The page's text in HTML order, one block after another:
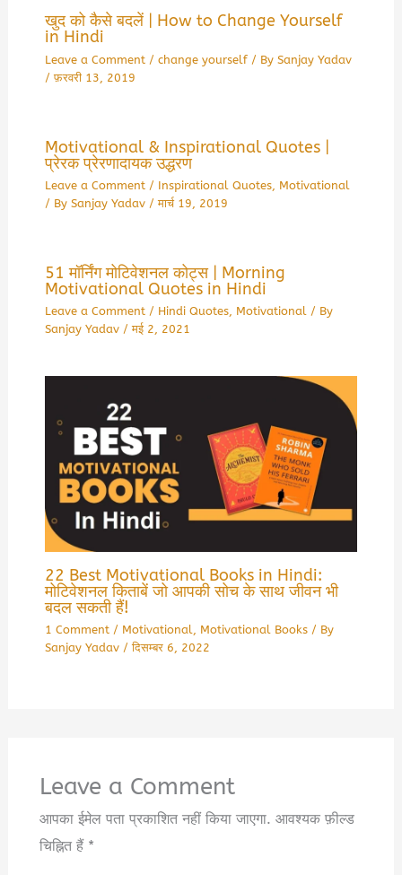
खुद को कैसे बदलें | How to Change Yourself
in Hindi
Leave a Comment / change yourself/ By Sanjay Yadav
/फ़रवरी 13, 2019
Motivational & Inspirational Quotes |
प्रेरक प्रेरणादायक उद्धरण
Leave a Comment / Inspirational Quotes, Motivational
/ By Sanjay Yadav /मार्च 19, 2019
51 मॉर्निंग मोटिवेशनल कोट्स | Morning
Motivational Quotes in Hindi
Leave a Comment / Hindi Quotes, Motivational/ By
Sanjay Yadav /मई 2, 2021
22 Best Motivational Books in Hindi:
मोटिवेशनल किताबें जो आपकी सोच के साथ जीवन भी
बदल सकती हैं!
1 Comment / Motivational, Motivational Books/ By
Sanjay Yadav /दिसम्बर 6, 2022
Leave a Comment
आपका ईमेल पता प्रकाशित नहीं किया जाएगा. आवश्यक फ़ील्ड
चिह्नित हैं *